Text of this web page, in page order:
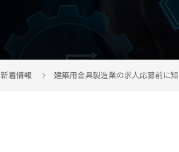
新着情報 建築用金具製造業の求人応募前に